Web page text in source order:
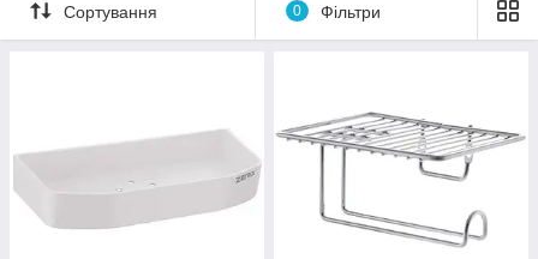
різноманітні форми. Але головний критерій при
їх створенні – це гігієнічність і зручність
Сортування 0 Фільтри